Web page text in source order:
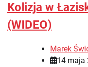
Kolizja w
(WIDEO)
Marek
14 maja